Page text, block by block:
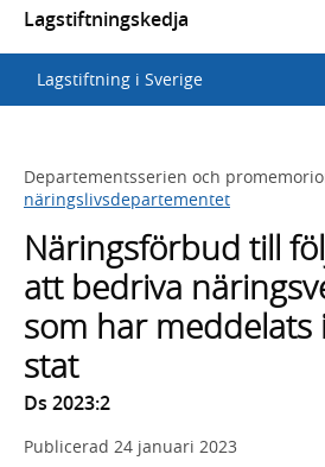
en
lista
med
sökförslag
Lagstiftningskedja
Lagstiftning i Sverige
Departementsserien och
näringslivsdepartementet
Näringsförbud till
att bedriva
som har meddelats
stat
Ds 2023:2
Publicerad 24 januari 2023